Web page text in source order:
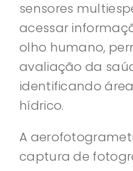
sensores
acessar
olho humano,
avaliação da
identificando
hídrico.
A
captura de